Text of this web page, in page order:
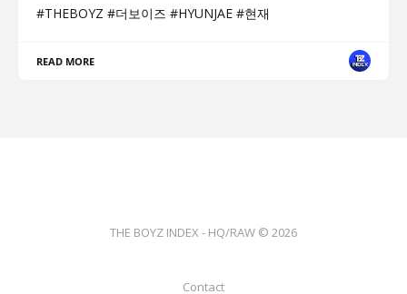
#THEBOYZ #더보이즈 #HYUNJAE #현재
READ MORE
THE BOYZ INDEX - HQ/RAW © 2026
Contact